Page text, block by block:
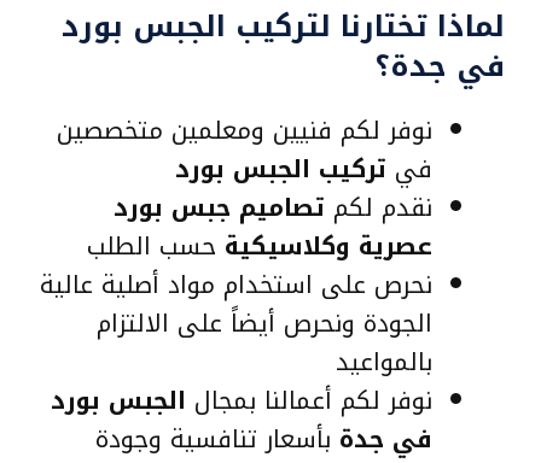
لماذا تختارنا لتركيب الجبس بورد
في جدة؟
نوفر لكم فنيين ومعلمين متخصصين
في تركيب الجبس بورد
نقدم لكم تصاميم جبس بورد
عصرية وكلاسيكية حسب الطلب
نحرص على استخدام مواد أصلية عالية
الجودة ونحرص أيضاً على الالتزام
بالمواعيد
نوفر لكم أعمالنا بمجال الجبس بورد
في جدة بأسعار تنافسية وجودة